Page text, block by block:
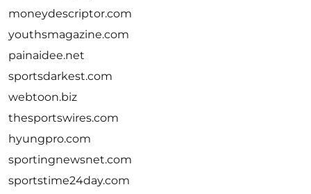
moneydescriptor.com
youthsmagazine.com
painaidee.net
sportsdarkest.com
webtoon.biz
thesportswires.com
hyungpro.com
sportingnewsnet.com
sportstime24day.com